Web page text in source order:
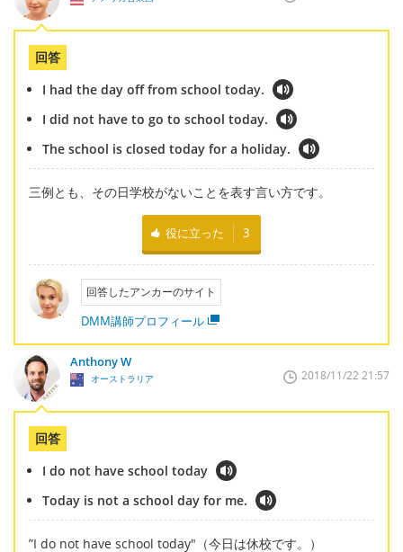
回答
I had the day off from school today.
I did not have to go to school today.
The school is closed today for a holiday.
三例とも、その日学校がないことを表す言い方です。
役に立った 3
回答したアンカーのサイト
DMM講師プロフィール
Anthony W
オーストラリア 2018/11/22 21:57
回答
I do not have school today
Today is not a school day for me.
”I do not have school today"（今日は休校です。）